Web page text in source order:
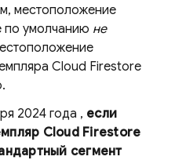
местоположение
по умолчанию не
Cloud Firestore
2024 года , если
Cloud Firestore
сегмент